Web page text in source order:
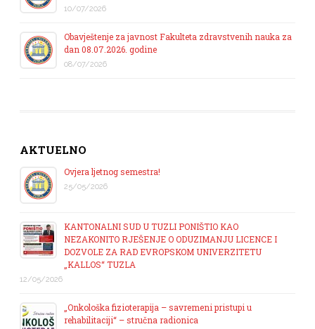
10/07/2026
Obavještenje za javnost Fakulteta zdravstvenih nauka za
dan 08.07.2026. godine
08/07/2026
AKTUELNO
Ovjera ljetnog semestra!
25/05/2026
KANTONALNI SUD U TUZLI PONIŠTIO KAO
NEZAKONITO RJEŠENJE O ODUZIMANJU LICENCE I
DOZVOLE ZA RAD EVROPSKOM UNIVERZITETU
„KALLOS“ TUZLA
12/05/2026
„Onkološka fizioterapija – savremeni pristupi u
rehabilitaciji“ – stručna radionica